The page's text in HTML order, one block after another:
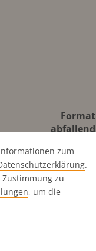
Format
abfallend
420x297 mm
210x297 mm
210x142 mm
zum
.
zu
, um die